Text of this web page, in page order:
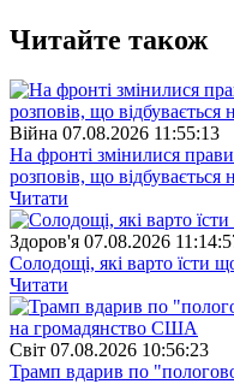
Читайте також
Війна 07.08.2026 11:55:13
На фронті змінилися
розповів, що відбувається
Читати
Здоров'я 07.08.2026
Солодощі, які варто їсти
Читати
Свiт 07.08.2026 10:56:23
Трамп вдарив по